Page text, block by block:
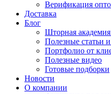
Верификация
Доставка
Блог
Шторная
Полезные статьи
Портфолио от
Полезные видео
Готовые подборки
Новости
О компании